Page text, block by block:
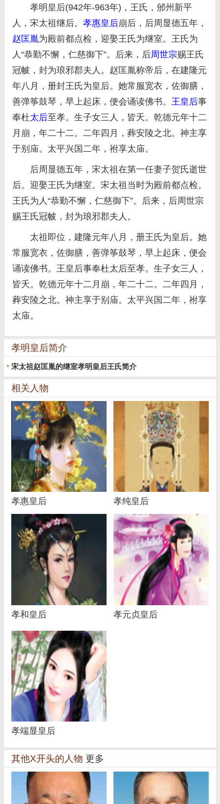
孝明皇后(942年-963年)，王氏，邠州新平
人，宋太祖继后。 孝惠皇后崩后，后周显德五年，
赵匡胤为殿前都点检，迎娶王氏为继室。王氏为
人“恭勤不懈，仁慈御下”。后来，后周世宗赐王氏
冠帔，封为琅邪郡夫人。赵匡胤称帝后，在建隆元
年八月，册封王氏为皇后。她常服宽衣，佐御膳，
善弹筝鼓琴，早上起床，便会诵读佛书。 王皇后事
奉杜太后至孝。生子女三人，皆夭。乾德元年十二
月崩，年二十二。二年四月，葬安陵之北。神主享
于别庙。太平兴国二年，祔享太庙。
后周显德五年，宋太祖在第一任妻子贺氏逝世
后。迎娶王氏为继室。宋太祖当时为殿前都点检。
王氏为人“恭勤不懈，仁慈御下”。后来，后周世宗
赐王氏冠帔，封为琅邪郡夫人。
太祖即位，建隆元年八月，册王氏为皇后。她
常服宽衣，佐御膳，善弹筝鼓琴，早上起床，便会
诵读佛书。王皇后事奉杜太后至孝。生子女三人，
皆夭。乾德元年十二月崩，年二十二。二年四月，
葬安陵之北。神主享于别庙。太平兴国二年，祔享
太庙。
孝明皇后简介
宋太祖赵匡胤的继室孝明皇后王氏简介
相关人物
孝惠皇后 孝纯皇后
孝和皇后 孝元贞皇后
孝端显皇后
其他X开头的人物 更多